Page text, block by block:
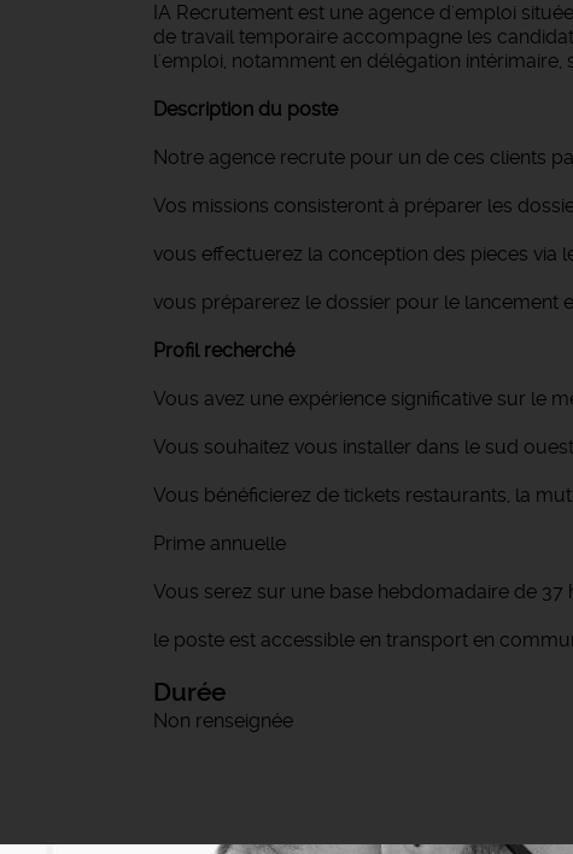
IA Recrutement est une agence d'emploi
de travail temporaire accompagne les
l'emploi, notamment en délégation intérimaire,
Description du poste
Notre agence recrute pour un de ces clients
Vos missions consisteront à préparer les
vous effectuerez la conception des pieces via
vous préparerez le dossier pour le lancement
Profil recherché
Vous avez une expérience significative sur le
Vous souhaitez vous installer dans le sud
Vous bénéficierez de tickets restaurants, la
Prime annuelle
Vous serez sur une base hebdomadaire de
le poste est accessible en transport en
Durée
Non renseignée